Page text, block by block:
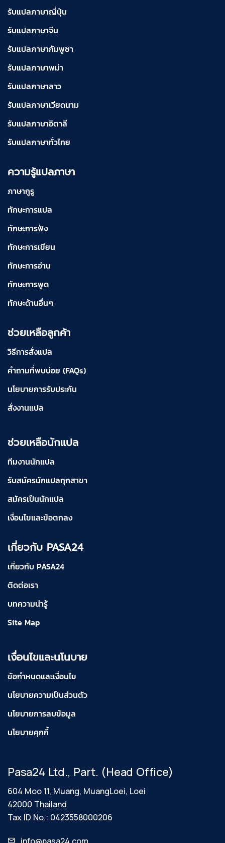
รับแปลภาษาญี่ปุ่น
รับแปลภาษาจีน
รับแปลภาษากัมพูชา
รับแปลภาษาพม่า
รับแปลภาษาลาว
รับแปลภาษาเวียดนาม
รับแปลภาษาอิตาลี
รับแปลภาษาทั่วไทย
ความรู้แปลภาษา
ภาษากูรู
ทักษะการแปล
ทักษะการฟัง
ทักษะการเขียน
ทักษะการอ่าน
ทักษะการพูด
ทักษะด้านอื่นๆ
ช่วยเหลือลูกค้า
วิธีการสั่งแปล
คำถามที่พบบ่อย (FAQs)
นโยบายการรับประกัน
สั่งงานแปล
ช่วยเหลือนักแปล
ทีมงานนักแปล
รับสมัครนักแปลทุกสาขา
สมัครเป็นนักแปล
เงื่อนไขและข้อตกลง
เกี่ยวกับ PASA24
เกี่ยวกับ PASA24
ติดต่อเรา
บทความน่ารู้
Site Map
เงื่อนไขและนโนบาย
ข้อกำหนดและเงื่อนไข
นโยบายความเป็นส่วนตัว
นโยบายการลบข้อมูล
นโยบายคุกกี้
Pasa24 Ltd., Part. (Head Office)
604 Moo 11, Muang, MuangLoei, Loei
42000 Thailand
Tax ID No.: 0423558000206